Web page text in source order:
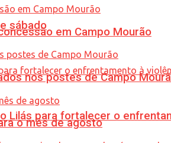
sábado
para fortalecer o
em Campo Mourão
nos postes de Campo
o mês de agosto